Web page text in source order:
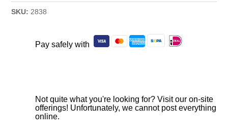
SKU: 2838
Pay safely with
Not quite what you're looking for? Visit our on-site
offerings! Unfortunately, we cannot post everything
online.